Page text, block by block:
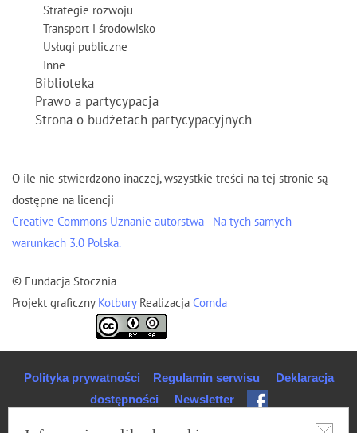
Strategie rozwoju
Transport i środowisko
Usługi publiczne
Inne
Biblioteka
Prawo a partycypacja
Strona o budżetach partycypacyjnych
O ile nie stwierdzono inaczej, wszystkie treści na tej stronie są
dostępne na licencji
Creative Commons Uznanie autorstwa - Na tych samych
warunkach 3.0 Polska.
© Fundacja Stocznia
Projekt graficzny Kotbury Realizacja Comda
Polityka prywatności Regulamin serwisu
Deklaracja
dostępności
Newsletter